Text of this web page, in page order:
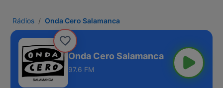
Rádios Onda Cero Salamanca
Onda Cero Salamanca
97.6 FM